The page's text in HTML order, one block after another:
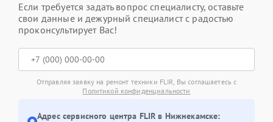
Если требуется задать вопрос специалисту, оставьте
свои данные и дежурный специалист с радостью
проконсультирует Вас!
Отправляя заявку на ремонт техники FLIR, Вы соглашаетесь с
Политикой конфиденциальности
Адрес сервисного центра FLIR в Нижнекамске: